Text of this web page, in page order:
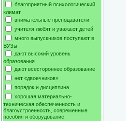
благоприятный психологический
климат
внимательные преподаватели
учителя любят и уважают детей
много выпускников поступают в
ВУЗы
дают высокий уровень
образования
дают всестороннее образование
нет «двоечников»
порядок и дисциплина
хорошая материально-
техническая обеспеченность и
благоустроенность, современные
пособия и оборудование